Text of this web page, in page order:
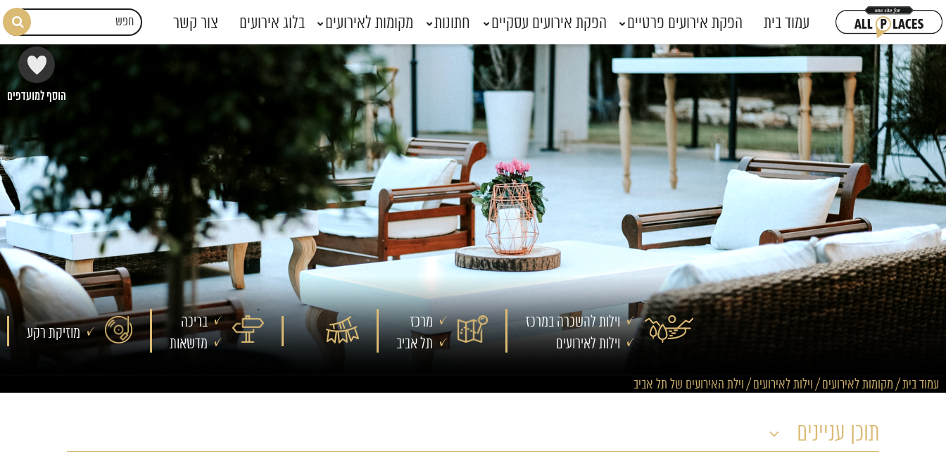
עמוד בית הפקת אירועים פרטיים הפקת אירועים עסקיים חתונות מקומות לאירועים בלוג אירועים צור קשר
וילות להשכרה במרכז
וילות לאירועים
מרכז
תל אביב
בריכה
מדשאות
מוזיקת רקע
הוסף למועדפים
עמוד בית/מקומות לאירועים/וילות לאירועים/וילת האירועים של תל אביב
תוכן עניינים